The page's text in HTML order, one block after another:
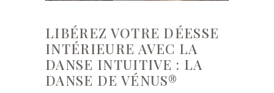
LIBÉREZ VOTRE DÉESSE
INTÉRIEURE AVEC LA
DANSE INTUITIVE : LA
DANSE DE VÉNUS®